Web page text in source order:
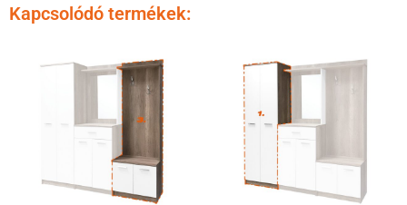
Kapcsolódó termékek: